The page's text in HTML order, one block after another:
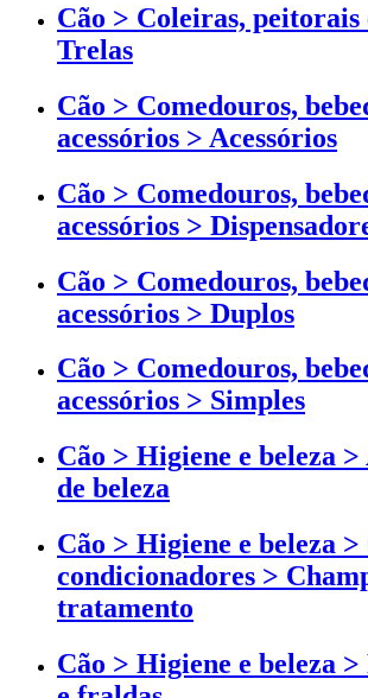
Cão > Coleiras, peitorais
Trelas
Cão > Comedouros,
acessórios > Acessórios
Cão > Comedouros,
acessórios >
Cão > Comedouros,
acessórios > Duplos
Cão > Comedouros,
acessórios > Simples
Cão > Higiene e beleza >
de beleza
Cão > Higiene e beleza >
condicionadores >
tratamento
Cão > Higiene e beleza >